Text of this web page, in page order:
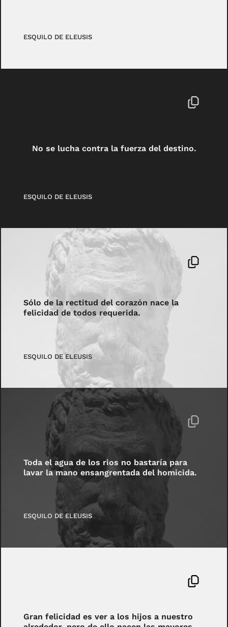
ESQUILO DE ELEUSIS
No se lucha contra la fuerza del destino.
ESQUILO DE ELEUSIS
Sólo de la rectitud del corazón nace la
felicidad de todos requerida.
ESQUILO DE ELEUSIS
Toda el agua de los rios no bastaría para
lavar la mano ensangrentada del homicida.
ESQUILO DE ELEUSIS
Gran felicidad es ver a los hijos a nuestro